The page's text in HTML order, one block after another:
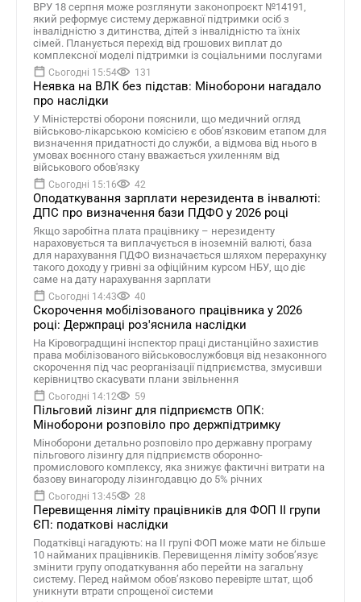
ВРУ 18 серпня може розглянути законопроєкт №14191,
який реформує систему державної підтримки осіб з
інвалідністю з дитинства, дітей з інвалідністю та їхніх
сімей. Планується перехід від грошових виплат до
комплексної моделі підтримки із соціальними послугами
Сьогодні 15:54 131
Неявка на ВЛК без підстав: Міноборони нагадало
про наслідки
У Міністерстві оборони пояснили, що медичний огляд
військово-лікарською комісією є обов’язковим етапом для
визначення придатності до служби, а відмова від нього в
умовах воєнного стану вважається ухиленням від
військового обов'язку
Сьогодні 15:16 42
Оподаткування зарплати нерезидента в інвалюті:
ДПС про визначення бази ПДФО у 2026 році
Якщо заробітна плата працівнику – нерезиденту
нараховується та виплачується в іноземній валюті, база
для нарахування ПДФО визначається шляхом перерахунку
такого доходу у гривні за офіційним курсом НБУ, що діє
саме на дату нарахування зарплати
Сьогодні 14:43 40
Скорочення мобілізованого працівника у 2026
році: Держпраці роз'яснила наслідки
На Кіровоградщині інспектор праці дистанційно захистив
права мобілізованого військовослужбовця від незаконного
скорочення під час реорганізації підприємства, змусивши
керівництво скасувати плани звільнення
Сьогодні 14:12 59
Пільговий лізинг для підприємств ОПК:
Міноборони розповіло про держпідтримку
Міноборони детально розповіло про державну програму
пільгового лізингу для підприємств оборонно-
промислового комплексу, яка знижує фактичні витрати на
базову винагороду лізингодавцю до 5% річних
Сьогодні 13:45 28
Перевищення ліміту працівників для ФОП II групи
ЄП: податкові наслідки
Податківці нагадують: на II групі ФОП може мати не більше
10 найманих працівників. Перевищення ліміту зобов’язує
змінити групу оподаткування або перейти на загальну
систему. Перед наймом обов’язково перевірте штат, щоб
уникнути втрати спрощеної системи